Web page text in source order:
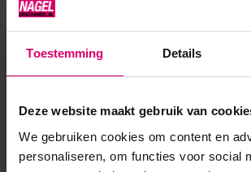
Toestemming Details
Deze website maakt gebruik van
We gebruiken cookies om content en
personaliseren, om functies voor social
op het nageloppervlak aanbrengen.
Product specificaties
Artikelnummer 45219
SKU 589513